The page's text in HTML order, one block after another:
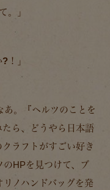
。」
！ 」
あ。『ヘルツのことを
たら、どうやら日本語
ラフトがすごい好き
のHPを見つけて、ブ
ノハンドバッグを発